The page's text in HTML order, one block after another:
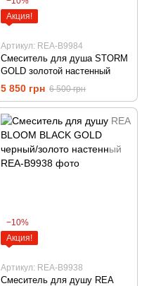
Акция!
Артикул: REA-B9984
Смеситель для душа STORM
GOLD золотой настенный
5 850 грн 6 500 грн
−10%
Акция!
Артикул: REA-B9938
Смеситель для душу REA